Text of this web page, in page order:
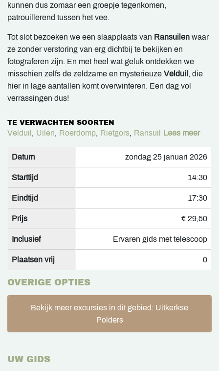
kunnen dus zomaar een groepje tegenkomen,
patrouillerend tussen het vee.
Tot slot bezoeken we een slaapplaats van Ransuilen waar
ze zonder verstoring van erg dichtbij te bekijken en
fotograferen zijn. En met heel wat geluk ontdekken we
misschien zelfs de zeldzame en mysterieuze Velduil , die
hier in lage aantallen komt overwinteren. Een dag vol
verrassingen dus!
TE VERWACHTEN SOORTEN
Velduil , Uilen, Roerdomp, Rietgors, Ransuil Lees meer
Datum zondag 25 januari 2026
Starttijd 14:30
Eindtijd 17:30
Prijs € 29,50
Inclusief Ervaren gids met telescoop
Plaatsen vrij 0
OVERIGE OPTIES
Bekijk meer excursies in dit gebied: Uitkerkse
Polders
UW GIDS